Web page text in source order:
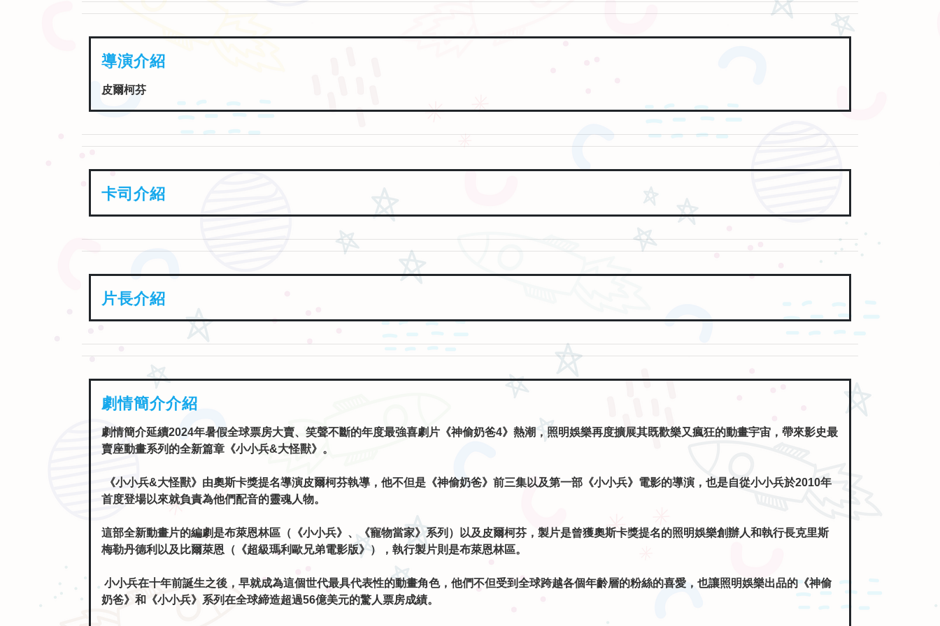
卡司介紹
片長介紹
劇情簡介介紹
劇情簡介延續2024年暑假全球票房大賣、笑聲不斷的年度最強喜劇片《神偷奶爸4》熱潮，照明娛樂再度擴展其既歡樂又瘋狂的動畫宇宙，帶來影史最
賣座動畫系列的全新篇章《小小兵&大怪獸》。
《小小兵&大怪獸》由奧斯卡獎提名導演皮爾柯芬執導，他不但是《神偷奶爸》前三集以及第一部《小小兵》電影的導演，也是自從小小兵於2010年
首度登場以來就負責為他們配音的靈魂人物。
這部全新動畫片的編劇是布萊恩林區（《小小兵》、《寵物當家》系列）以及皮爾柯芬，製片是曾獲奧斯卡獎提名的照明娛樂創辦人和執行長克里斯
小小兵在十年前誕生之後，早就成為這個世代最具代表性的動畫角色，他們不但受到全球跨越各個年齡層的粉絲的喜愛，也讓照明娛樂出品的《神偷
預告片觀看